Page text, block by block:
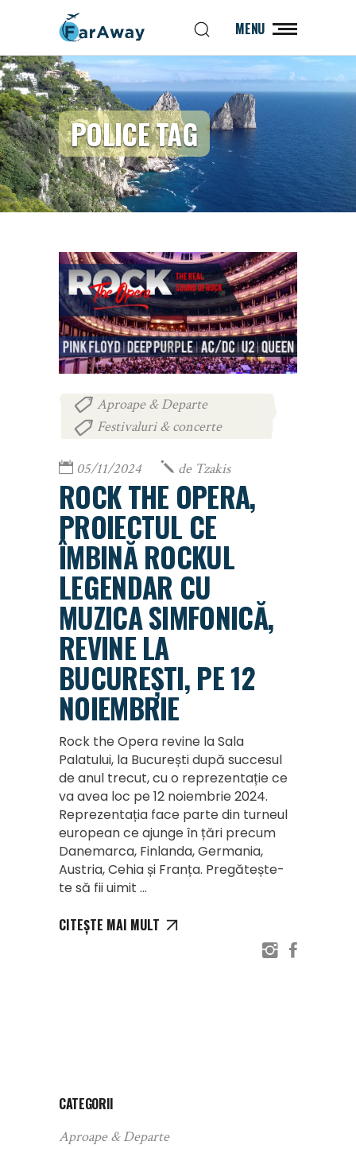
MENU
POLICE TAG
Aproape & Departe
Festivaluri & concerte
05/11/2024 de Tzakis
ROCK THE OPERA,
PROIECTUL CE
ÎMBINĂ ROCKUL
LEGENDAR CU
MUZICA SIMFONICĂ,
REVINE LA
BUCUREȘTI, PE 12
NOIEMBRIE
Rock the Opera revine la Sala
Palatului, la București după succesul
de anul trecut, cu o reprezentație ce
va avea loc pe 12 noiembrie 2024.
Reprezentația face parte din turneul
european ce ajunge în țări precum
Danemarca, Finlanda, Germania,
Austria, Cehia și Franța. Pregătește-
te să fii uimit
CITEȘTE MAI MULT
CATEGORII
Aproape & Departe